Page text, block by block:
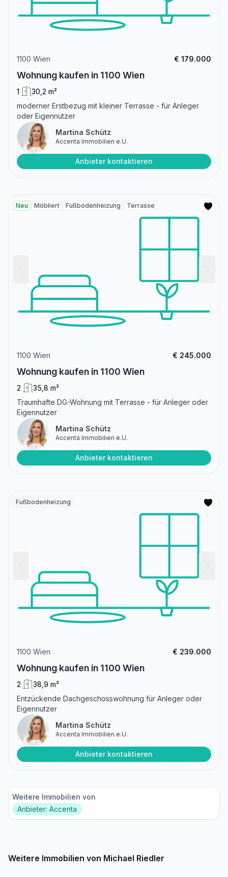
1100 Wien € 179.000
Wohnung kaufen in 1100 Wien
1
30,2 m²
moderner Erstbezug mit kleiner Terrasse - für Anleger
oder Eigennutzer
Martina Schütz
Accenta Immobilien e.U.
Anbieter kontaktieren
Neu Möbliert Fußbodenheizung Terrasse
1100 Wien € 245.000
Wohnung kaufen in 1100 Wien
2
35,8 m²
Traumhafte DG-Wohnung mit Terrasse - für Anleger oder
Eigennutzer
Martina Schütz
Accenta Immobilien e.U.
Anbieter kontaktieren
Fußbodenheizung
1100 Wien € 239.000
Wohnung kaufen in 1100 Wien
2
38,9 m²
Entzückende Dachgeschosswohnung für Anleger oder
Eigennutzer
Martina Schütz
Accenta Immobilien e.U.
Anbieter kontaktieren
Weitere Immobilien von
Anbieter: Accenta
Weitere Immobilien von Michael Riedler